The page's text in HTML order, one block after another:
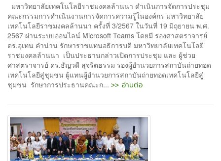
มหาวิทยาลัยเทคโนโลยีราชมงคลล้านนา ดำเนินการจัดการประชุม
คณะกรรมการดำเนินงานการจัดการความรู้ในองค์กร มหาวิทยาลัย
เทคโนโลยีราชมงคลล้านนา ครั้งที่ 3/2567 ในวันที่ 19 มิถุยายน พ.ศ.
2567 ผ่านระบบออนไลน์ Microsoft Teams โดยมี รองศาสตราจารย์
ดร.อุเทน คำน่าน รักษาราชแทนอธิการบดี มหาวิทยาลัยเทคโนโลยี
ราชมงคลล้านนา เป็นประธานกล่าวเปิดการประชุม และ ผู้ช่วย
ศาสตราจารย์ ดร.ธัญวดี สุจริตธรรม รองผู้อำนวยการสถาบันถ่ายทอด
เทคโนโลยีสู่ชุมชน ผู้แทนผู้อำนวยการสถาบันถ่ายทอดเทคโนโลยีสู่
ชุมชน รักษาการประธานคณะก... >> อ่านต่อ